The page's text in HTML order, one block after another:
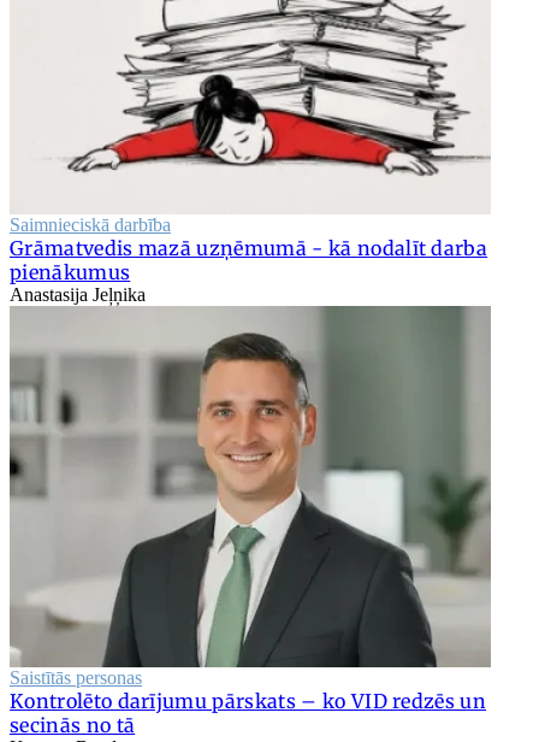
Saimnieciskā darbība
Grāmatvedis mazā uzņēmumā - kā nodalīt darba
pienākumus
Anastasija Jeļņika
Saistītās personas
Kontrolēto darījumu pārskats – ko VID redzēs un
secinās no tā